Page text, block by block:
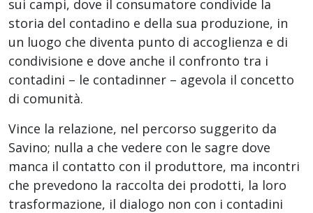
sui campi, dove il consumatore condivide la
storia del contadino e della sua produzione, in
un luogo che diventa punto di accoglienza e di
condivisione e dove anche il confronto tra i
contadini – le contadinner – agevola il concetto
di comunità.
Vince la relazione, nel percorso suggerito da
Savino; nulla a che vedere con le sagre dove
manca il contatto con il produttore, ma incontri
che prevedono la raccolta dei prodotti, la loro
trasformazione, il dialogo non con i contadini